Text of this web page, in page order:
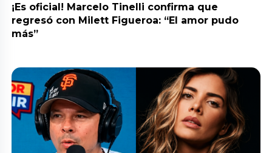
¡Es oficial! Marcelo Tinelli confirma que
regresó con Milett Figueroa: “El amor pudo
más”